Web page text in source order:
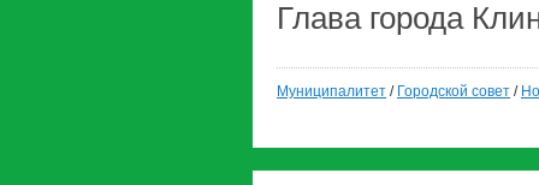
Глава
Муниципалитет / Городской совет /